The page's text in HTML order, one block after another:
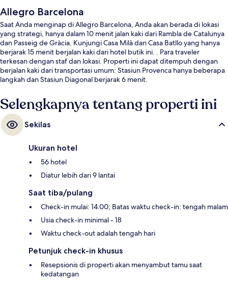
Allegro Barcelona
Saat Anda menginap di Allegro Barcelona, Anda akan berada di lokasi
yang strategi, hanya dalam 10 menit jalan kaki dari Rambla de Catalunya
dan Passeig de Gràcia. Kunjungi Casa Milà dan Casa Batllo yang hanya
berjarak 15 menit berjalan kaki dari hotel butik ini. . Para traveler
terkesan dengan staf dan lokasi. Properti ini dapat ditempuh dengan
berjalan kaki dari transportasi umum: Stasiun Provenca hanya beberapa
langkah dan Stasiun Diagonal berjarak 6 menit.
Selengkapnya tentang properti ini
Sekilas
Ukuran hotel
56 hotel
Diatur lebih dari 9 lantai
Saat tiba/pulang
Check-in mulai: 14.00; Batas waktu check-in: tengah malam
Usia check-in minimal - 18
Waktu check-out adalah tengah hari
Petunjuk check-in khusus
Resepsionis di properti akan menyambut tamu saat
kedatangan